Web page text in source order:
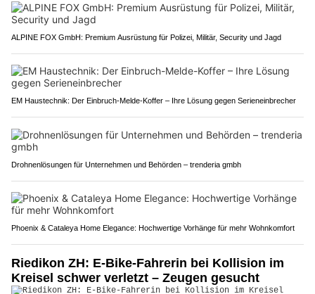
ALPINE FOX GmbH: Premium Ausrüstung für Polizei, Militär, Security und Jagd
EM Haustechnik: Der Einbruch-Melde-Koffer – Ihre Lösung gegen Serieneinbrecher
Drohnenlösungen für Unternehmen und Behörden – trenderia gmbh
Phoenix & Cataleya Home Elegance: Hochwertige Vorhänge für mehr Wohnkomfort
Riedikon ZH: E-Bike-Fahrerin bei Kollision im
Kreisel schwer verletzt – Zeugen gesucht